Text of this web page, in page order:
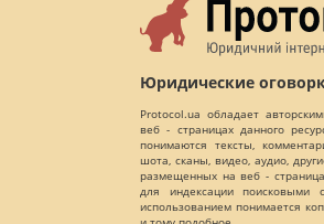
Юридические
Protocol.ua обладает
веб - страницах данного
понимаются тексты,
шота, сканы, видео, аудио,
размещенных на веб -
для индексации поисковыми
использованием понимается